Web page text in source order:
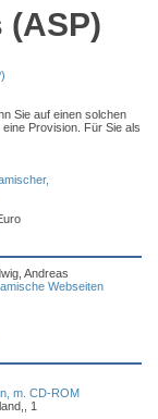
(ASP)
Sie auf einen solchen
Provision. Für Sie als
Andreas
Webseiten
m. CD-ROM
1